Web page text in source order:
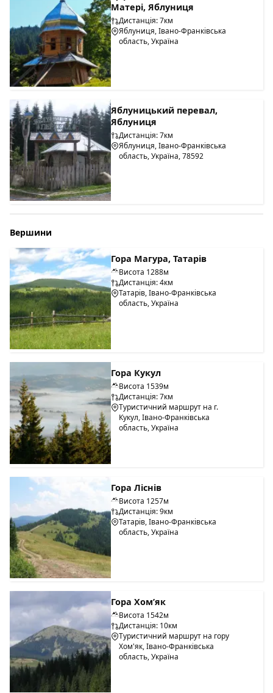
Матері, Яблуниця
Дистанція: 7км
Яблуниця, Івано-Франківська
область, Україна
Яблуницький перевал,
Яблуниця
Дистанція: 7км
Яблуниця, Івано-Франківська
область, Україна, 78592
Вершини
Гора Магура, Татарів
Висота 1288м
Дистанція: 4км
Татарів, Івано-Франківська
область, Україна
Гора Кукул
Висота 1539м
Дистанція: 7км
Туристичний маршрут на г.
Кукул, Івано-Франківська
область, Україна
Гора Ліснів
Висота 1257м
Дистанція: 9км
Татарів, Івано-Франківська
область, Україна
Гора Хом’як
Висота 1542м
Дистанція: 10км
Туристичний маршрут на гору
Хом'як, Івано-Франківська
область, Україна